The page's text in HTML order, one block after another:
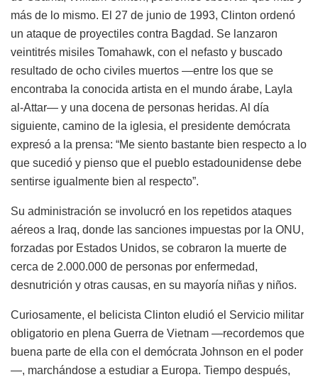
más de lo mismo. El 27 de junio de 1993, Clinton ordenó
un ataque de proyectiles contra Bagdad. Se lanzaron
veintitrés misiles Tomahawk, con el nefasto y buscado
resultado de ocho civiles muertos —entre los que se
encontraba la conocida artista en el mundo árabe, Layla
al-Attar— y una docena de personas heridas. Al día
siguiente, camino de la iglesia, el presidente demócrata
expresó a la prensa: “Me siento bastante bien respecto a lo
que sucedió y pienso que el pueblo estadounidense debe
sentirse igualmente bien al respecto”.
Su administración se involucró en los repetidos ataques
aéreos a Iraq, donde las sanciones impuestas por la ONU,
forzadas por Estados Unidos, se cobraron la muerte de
cerca de 2.000.000 de personas por enfermedad,
desnutrición y otras causas, en su mayoría niñas y niños.
Curiosamente, el belicista Clinton eludió el Servicio militar
obligatorio en plena Guerra de Vietnam —recordemos que
buena parte de ella con el demócrata Johnson en el poder
—, marchándose a estudiar a Europa. Tiempo después,